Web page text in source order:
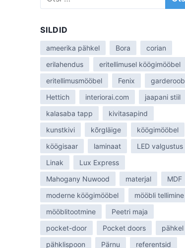
:SILDID
ameerika pähkel Bora
corian
erilahendus
eritellimusel köögimööbel
eritellimusmööbel
Fenix
garderoob
Hettich
interiorai.com
jaapani stiil
kalasaba tapp
kivitasapind
kunstkivi
kõrgläige
köögimööbel
köögisaar
laminaat
LED valgustus
Linak
Lux Express
Mahogany Nuwood
materjal
MDF
moderne köögimööbel
mööbli tellimine
mööblitootmine
Peetri maja
pocket-door
Pocket doors
pähkel
pähklispoon
Pärnu referentsid